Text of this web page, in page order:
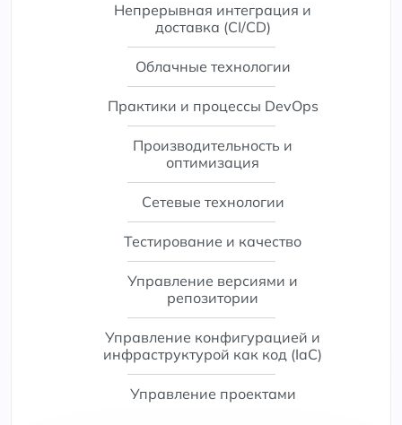
Непрерывная интеграция и
доставка (CI/CD)
Облачные технологии
Практики и процессы DevOps
Производительность и
оптимизация
Сетевые технологии
Тестирование и качество
Управление версиями и
репозитории
Управление конфигурацией и
инфраструктурой как код (IaC)
Управление проектами